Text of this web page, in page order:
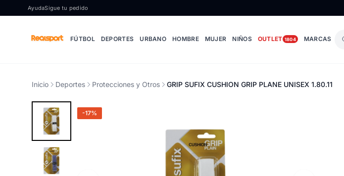
Ir al contenido
AyudaSigue tu pedido
FÚTBOL DEPORTES URBANO HOMBRE MUJER NIÑOS OUTLET 1804 MARCAS
Inicio Deportes Protecciones y Otros GRIP SUFIX CUSHION GRIP PLANE UNISEX 1.80.11
-17%